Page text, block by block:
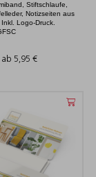
Stiftschlaufe,
Notizseiten aus
Logo-Druck.
ab 5,95 €